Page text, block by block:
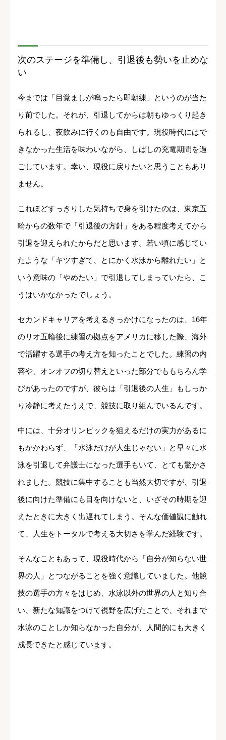
次のステージを準備し、引退後も勢いを止めな
い
今までは「目覚ましが鳴ったら即朝練」というのが当た
り前でした。それが、引退してからは朝もゆっくり起き
られるし、夜飲みに行くのも自由です。現役時代にはで
きなかった生活を味わいながら、しばしの充電期間を過
ごしています。幸い、現役に戻りたいと思うこともあり
ません。
これほどすっきりした気持ちで身を引けたのは、東京五
輪からの数年で「引退後の方針」をある程度考えてから
引退を迎えられたからだと思います。若い頃に感じてい
たような「キツすぎて、とにかく水泳から離れたい」と
いう意味の「やめたい」で引退してしまっていたら、こ
うはいかなかったでしょう。
セカンドキャリアを考えるきっかけになったのは、16年
のリオ五輪後に練習の拠点をアメリカに移した際、海外
で活躍する選手の考え方を知ったことでした。練習の内
容や、オンオフの切り替えといった部分でももちろん学
びがあったのですが、彼らは「引退後の人生」もしっか
り冷静に考えたうえで、競技に取り組んでいるんです。
中には、十分オリンピックを狙えるだけの実力があるに
もかかわらず、「水泳だけが人生じゃない」と早々に水
泳を引退して弁護士になった選手もいて、とても驚かさ
れました。競技に集中することも当然大切ですが、引退
後に向けた準備にも目を向けないと、いざその時期を迎
えたときに大きく出遅れてしまう。そんな価値観に触れ
て、人生をトータルで考える大切さを学んだ経験です。
そんなこともあって、現役時代から「自分が知らない世
界の人」とつながることを強く意識していました。他競
技の選手の方々をはじめ、水泳以外の世界の人と知り合
い、新たな知識をつけて視野を広げたことで、それまで
水泳のことしか知らなかった自分が、人間的にも大きく
成長できたと感じています。